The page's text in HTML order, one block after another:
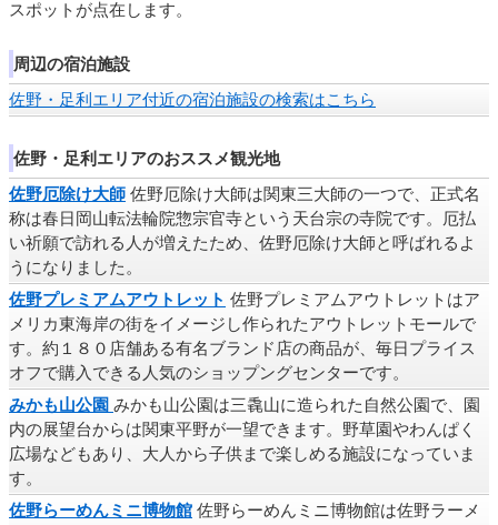
スポットが点在します。
周辺の宿泊施設
佐野・足利エリア付近の宿泊施設の検索はこちら
佐野・足利エリアのおススメ観光地
佐野厄除け大師 佐野厄除け大師は関東三大師の一つで、正式名
称は春日岡山転法輪院惣宗官寺という天台宗の寺院です。厄払
い祈願で訪れる人が増えたため、佐野厄除け大師と呼ばれるよ
うになりました。
佐野プレミアムアウトレット 佐野プレミアムアウトレットはア
メリカ東海岸の街をイメージし作られたアウトレットモールで
す。約１８０店舗ある有名ブランド店の商品が、毎日プライス
オフで購入できる人気のショップングセンターです。
みかも山公園 みかも山公園は三毳山に造られた自然公園で、園
内の展望台からは関東平野が一望できます。野草園やわんぱく
広場などもあり、大人から子供まで楽しめる施設になっていま
す。
佐野らーめんミニ博物館 佐野らーめんミニ博物館は佐野ラーメ